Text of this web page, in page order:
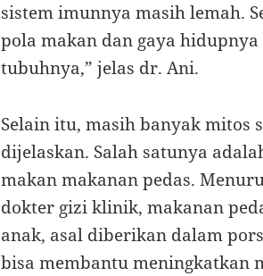
sistem imunnya masih lemah.
pola makan dan gaya
tubuhnya,” jelas dr. Ani.
Selain itu, masih banyak mitos
dijelaskan. Salah satunya
makan makanan pedas.
dokter gizi klinik, makanan
anak, asal diberikan dalam
bisa membantu meningkatkan